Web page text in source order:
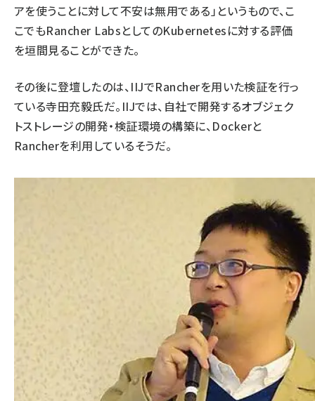
アを使うことに対して不安は無用である」というもので、こ
こでもRancher LabsとしてのKubernetesに対する評価
を垣間見ることができた。
その後に登壇したのは、IIJでRancherを用いた検証を行っ
ている寺田充毅氏だ。IIJでは、自社で開発するオブジェク
トストレージの開発・検証環境の構築に、Dockerと
Rancherを利用しているそうだ。